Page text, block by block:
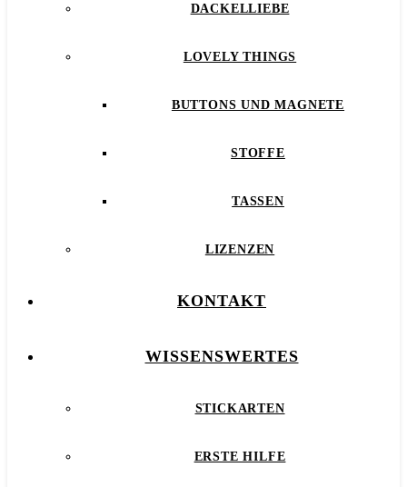
DACKELLIEBE
LOVELY THINGS
BUTTONS UND MAGNETE
STOFFE
TASSEN
LIZENZEN
KONTAKT
WISSENSWERTES
STICKARTEN
ERSTE HILFE